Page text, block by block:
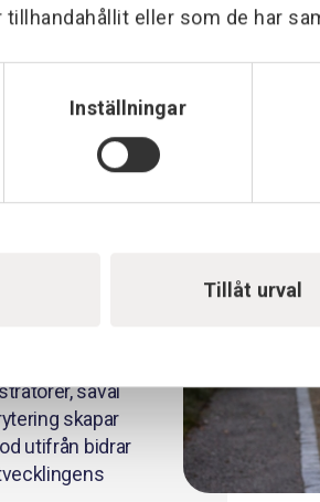
eller som de har
Inställningar
Tillåt urval
både
livet för dig in
för att
Vår
med
känslan för
–
såväl
skapar
utifrån bidrar